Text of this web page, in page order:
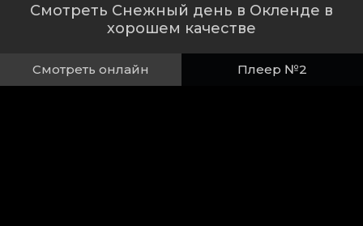
Смотреть Снежный день в Окленде в
хорошем качестве
Смотреть онлайн Плеер №2